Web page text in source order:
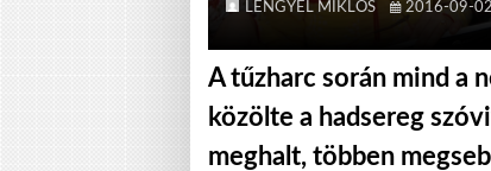
LENGYEL MIKLÓS 2016-09-02
A tűzharc során mind a
közölte a hadsereg
meghalt, többen